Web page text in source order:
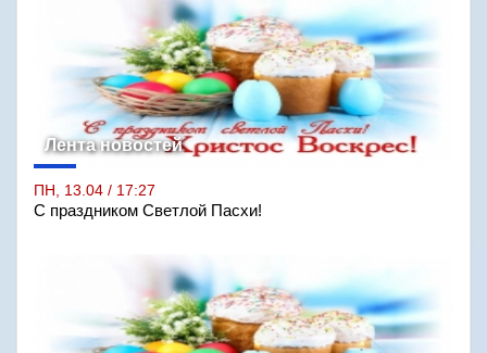
Лента новостей
ПН, 13.04 / 17:27
С праздником Светлой Пасхи!